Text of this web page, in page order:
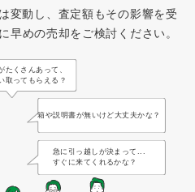
変動し、査定額もその影響を受
早めの売却をご検討ください。
たくさんあって、
取ってもらえる？
箱や説明書が無いけど大丈夫かな？
急に引っ越しが決まって...
すぐに来てくれるかな？